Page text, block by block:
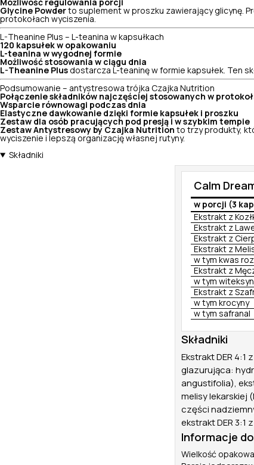
Możliwość regulowania porcji
Glycine Powder to suplement w proszku zawierający glicynę.
protokołach wyciszenia.
L-Theanine Plus – L-teanina w kapsułkach
120 kapsułek w opakowaniu
L-teanina w wygodnej formie
Możliwość stosowania w ciągu dnia
L-Theanine Plus dostarcza L-teaninę w formie kapsułek. Ten
Podsumowanie – antystresowa trójka Czajka Nutrition
Połączenie składników najczęściej stosowanych w
Wsparcie równowagi podczas dnia
Elastyczne dawkowanie dzięki formie kapsułek i proszku
Zestaw dla osób pracujących pod presją i w szybkim tempie
Zestaw Antystresowy by Czajka Nutrition to trzy produkty,
wyciszenie i lepszą organizację własnej rutyny.
Składniki
Calm
w porcji (3
Ekstrakt z
Ekstrakt z
Ekstrakt z
Ekstrakt z
w tym kwas
Ekstrakt z
w tym
Ekstrakt z
w tym krocyny
w tym safranal
Składniki
Ekstrakt DER 4:1
glazurująca:
angustifolia),
melisy lekarskiej
części
ekstrakt DER 3:1
Informacje
Wielkość